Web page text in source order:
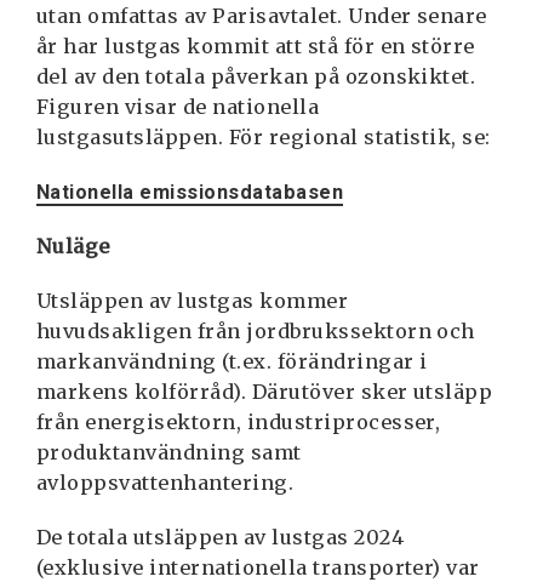
utan omfattas av Parisavtalet. Under senare
år har lustgas kommit att stå för en större
del av den totala påverkan på ozonskiktet.
Figuren visar de nationella
lustgasutsläppen. För regional statistik, se:
Nationella emissionsdatabasen
Nuläge
Utsläppen av lustgas kommer
huvudsakligen från jordbrukssektorn och
markanvändning (t.ex. förändringar i
markens kolförråd). Därutöver sker utsläpp
från energisektorn, industriprocesser,
produktanvändning samt
avloppsvattenhantering.
De totala utsläppen av lustgas 2024
(exklusive internationella transporter) var